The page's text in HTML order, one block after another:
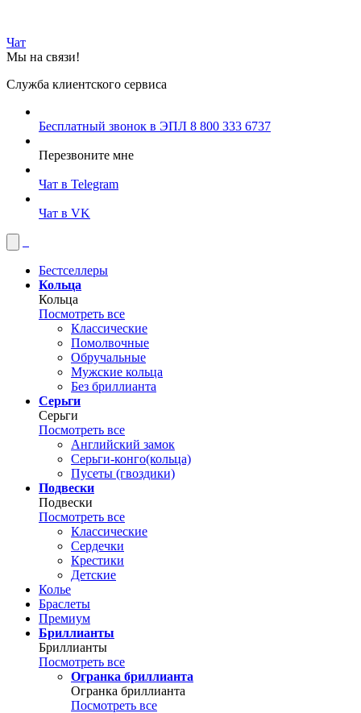
Чат
Мы на связи!
Служба клиентского сервиса
Бесплатный звонок в ЭПЛ 8 800 333 6737
Перезвоните мне
Чат в Telegram
Чат в VK
Бестселлеры
Кольца
Кольца
Посмотреть все
Классические
Помолвочные
Обручальные
Мужские кольца
Без бриллианта
Серьги
Серьги
Посмотреть все
Английский замок
Серьги-конго(кольца)
Пусеты (гвоздики)
Подвески
Подвески
Посмотреть все
Классические
Сердечки
Крестики
Детские
Колье
Браслеты
Премиум
Бриллианты
Бриллианты
Посмотреть все
Огранка бриллианта
Огранка бриллианта
Посмотреть все